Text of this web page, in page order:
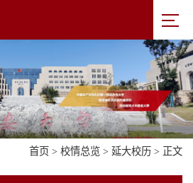
首页 > 校情总览 > 延大校历 > 正文